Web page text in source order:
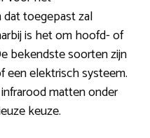
toegepast zal
is het om hoofd- of
bekendste soorten zijn
een elektrisch systeem.
matten onder
keuze.